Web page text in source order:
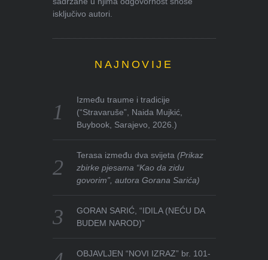
isključivo autori.
NAJNOVIJE
Između traume i tradicije
(“Stravaruše”, Naida Mujkić,
Buybook, Sarajevo, 2026.)
Terasa između dva svijeta(Prikaz
zbirke pjesama “Kao da zidu
govorim”, autora Gorana Sarića)
GORAN SARIĆ, “IDILA (NEĆU DA
BUDEM NAROD)”
OBJAVLJEN “NOVI IZRAZ” br. 101-